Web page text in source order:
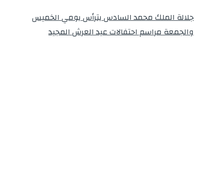
جلالة الملك محمد السادس يترأس يومي الخميس
والجمعة مراسم احتفالات عيد العرش المجيد